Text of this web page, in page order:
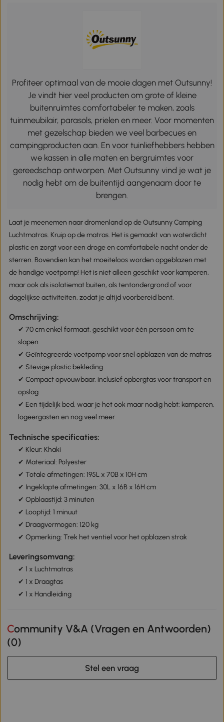
Profiteer optimaal van de mooie dagen met Outsunny!
Je vindt hier veel producten om grote of kleine
buitenruimtes comfortabeler te maken, zoals
tuinmeubilair, parasols, prielen en meer. Voor momenten
met gezelschap bieden we veel barbecues en
campingproducten aan. En voor tuinliefhebbers hebben
we kassen in alle maten en bergruimtes voor
gereedschap ontworpen. Met Outsunny vind je wat je
nodig hebt om de buitentijd aangenaam door te
brengen.
Laat je meenemen naar dromenland op de Outsunny Camping
Luchtmatras. Kruip op de matras. Het is gemaakt van waterdicht
plastic en zorgt voor een droge en comfortabele nacht onder de
sterren. Bovendien kan het moeiteloos worden opgeblazen met
de handige voetpomp! Het is niet alleen geschikt voor kamperen,
maar ook als isolatiemat buiten, als tentondergrond of voor
dagelijkse activiteiten, zodat je altijd voorbereid bent.
Omschrijving:
✔ 70 cm enkel formaat, geschikt voor één persoon om te
slapen
✔ Geïntegreerde voetpomp voor snel opblazen van de matras
✔ Stevige plastic bekleding
✔ Compact opvouwbaar, inclusief opbergtas voor transport en
opslag
✔ Een tijdelijk bed, waar je het ook maar nodig hebt: kamperen,
logeergasten en nog veel meer
Technische specificaties:
✔ Kleur: Khaki
✔ Materiaal: Polyester
✔ Totale afmetingen: 195L x 70B x 10H cm
✔ Ingeklapte afmetingen: 30L x 16B x 16H cm
✔ Opblaastijd: 3 minuten
✔ Looptijd: 1 minuut
✔ Draagvermogen: 120 kg
✔ Opmerking: Trek het ventiel voor het opblazen strak
Leveringsomvang:
✔ 1 x Luchtmatras
✔ 1 x Draagtas
✔ 1 x Handleiding
Community V&A (Vragen en Antwoorden)
(0)
Stel een vraag